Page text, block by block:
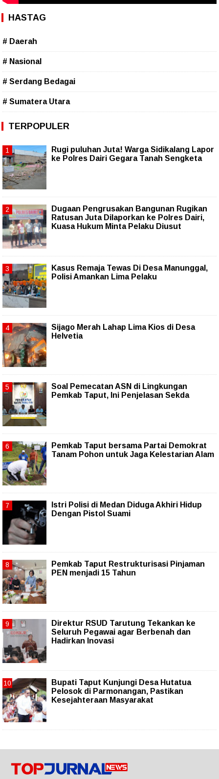
HASTAG
# Daerah
# Nasional
# Serdang Bedagai
# Sumatera Utara
TERPOPULER
Rugi puluhan Juta! Warga Sidikalang Lapor
ke Polres Dairi Gegara Tanah Sengketa
Dugaan Pengrusakan Bangunan Rugikan
Ratusan Juta Dilaporkan ke Polres Dairi,
Kuasa Hukum Minta Pelaku Diusut
Kasus Remaja Tewas Di Desa Manunggal,
Polisi Amankan Lima Pelaku
Sijago Merah Lahap Lima Kios di Desa
Helvetia
Soal Pemecatan ASN di Lingkungan
Pemkab Taput, Ini Penjelasan Sekda
Pemkab Taput bersama Partai Demokrat
Tanam Pohon untuk Jaga Kelestarian Alam
Istri Polisi di Medan Diduga Akhiri Hidup
Dengan Pistol Suami
Pemkab Taput Restrukturisasi Pinjaman
PEN menjadi 15 Tahun‎
Direktur RSUD Tarutung Tekankan ke
Seluruh Pegawai agar Berbenah dan
Hadirkan Inovasi
Bupati Taput Kunjungi Desa Hutatua
Pelosok di Parmonangan, Pastikan
Kesejahteraan Masyarakat